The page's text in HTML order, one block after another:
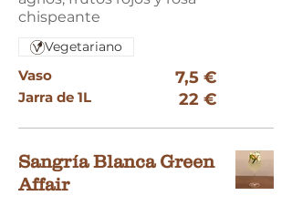
chispeante
Vaso 7,5 €
Jarra de 1L 22 €
Vegetariano
Sangría Blanca Green
Affair